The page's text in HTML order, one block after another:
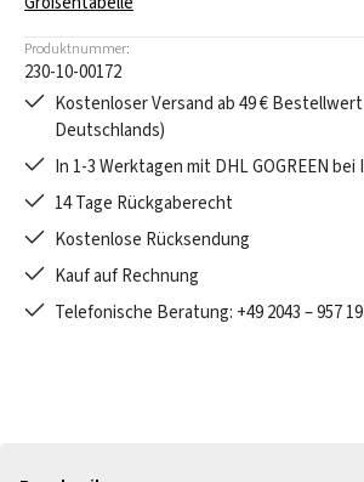
Produktnummer:
230-10-00172
Kostenloser Versand ab 49 €
Deutschlands)
In 1-3 Werktagen mit DHL GOGREEN bei
14 Tage Rückgaberecht
Kostenlose Rücksendung
Kauf auf Rechnung
Telefonische Beratung: +49 2043 – 957